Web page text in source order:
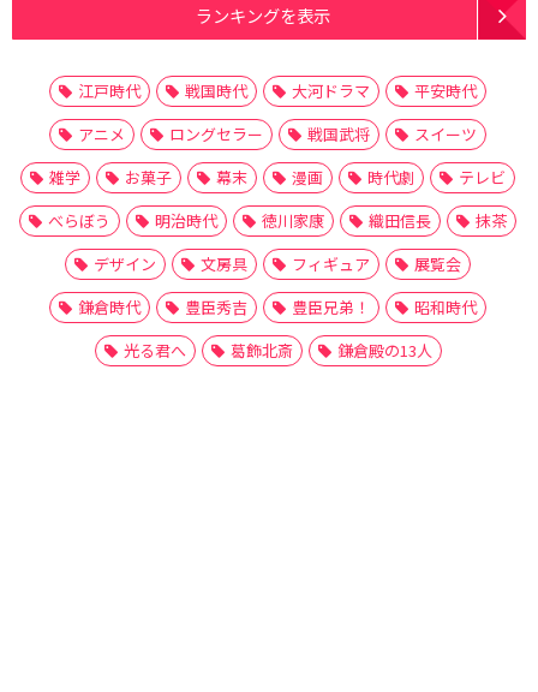
ランキングを表示
江戸時代 戦国時代 大河ドラマ
平安時代
アニメ
ロングセラー 戦国武将
スイーツ
雑学
お菓子 幕末 漫画 時代劇
テレビ
べらぼう
明治時代 徳川家康 織田信長
抹茶
デザイン
文房具 フィギュア
展覧会
鎌倉時代
豊臣秀吉 豊臣兄弟！
昭和時代
光る君へ
葛飾北斎 鎌倉殿の13人